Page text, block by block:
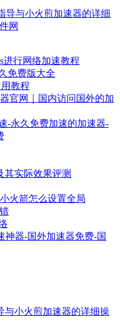
导与小火煎加速器的详细
网
进行网络加速教程
免费版大全
用教程
官网｜国内访问国外的加
-永久免费加速的加速器-
其实际效果评测
火箭怎么设置全局
神器-国外加速器免费-国
与小火煎加速器的详细操